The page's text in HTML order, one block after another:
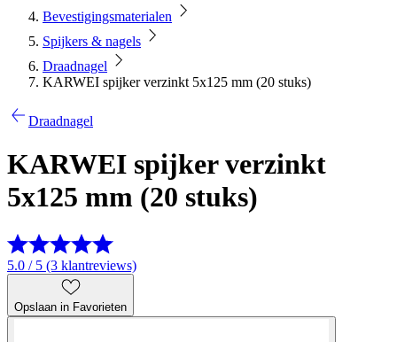
Bevestigingsmaterialen
Spijkers & nagels
Draadnagel
KARWEI spijker verzinkt 5x125 mm (20 stuks)
Draadnagel
KARWEI spijker verzinkt
5x125 mm (20 stuks)
5.0 / 5 (3 klantreviews)
Opslaan in Favorieten